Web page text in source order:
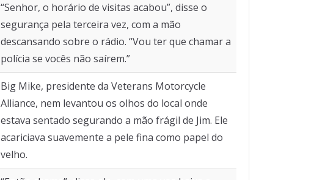
“Senhor, o horário de visitas acabou”, disse o
segurança pela terceira vez, com a mão
descansando sobre o rádio. “Vou ter que chamar a
polícia se vocês não saírem.”
Big Mike, presidente da Veterans Motorcycle
Alliance, nem levantou os olhos do local onde
estava sentado segurando a mão frágil de Jim. Ele
acariciava suavemente a pele fina como papel do
velho.